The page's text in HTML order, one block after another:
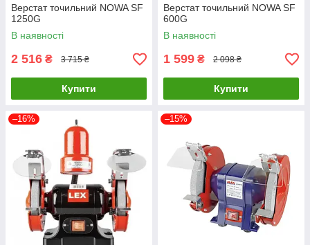
Верстат точильний NOWA SF
1250G
В наявності
2 516 ₴ 3 715 ₴
Купити
Верстат точильний NOWA SF
600G
В наявності
1 599 ₴ 2 098 ₴
Купити
–16% –15%